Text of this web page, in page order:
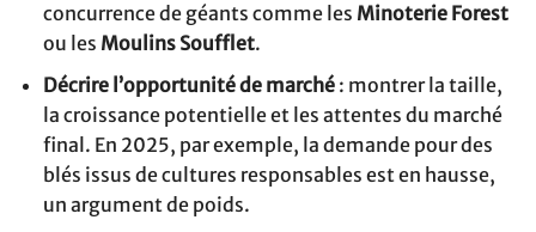
concurrence de géants comme les Minoterie Forest
ou les Moulins Soufflet.
Décrire l’opportunité de marché: montrer la taille,
la croissance potentielle et les attentes du marché
final. En 2025, par exemple, la demande pour des
blés issus de cultures responsables est en hausse,
un argument de poids.